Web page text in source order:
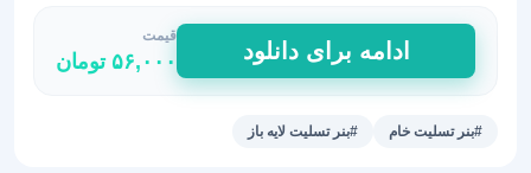
بنر
تسلیت
فوت
ادامه برای دانلود
قیمت
۵۶,۰۰۰ تومان
#بنر تسلیت خام #بنر تسلیت لایه باز